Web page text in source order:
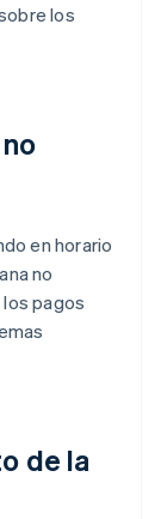
los
en horario
no
pagos
de la